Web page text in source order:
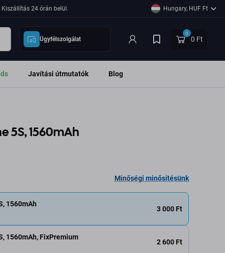
24 órán belül. Hungary, HUF Ft
Ügyfélszolgálat
0
0 Ft
Javítási útmutatók Blog
5S, 1560mAh
Minőségi minősítésünk
1560mAh
3 000 Ft
1560mAh, FixPremium
2 600 Ft